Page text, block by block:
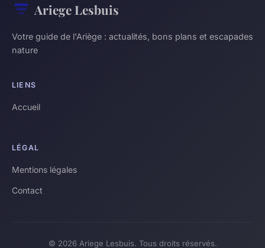
Ariege Lesbuis
Votre guide de l'Ariège : actualités, bons plans et escapades
nature
LIENS
Accueil
LÉGAL
Mentions légales
Contact
© 2026 Ariege Lesbuis. Tous droits réservés.